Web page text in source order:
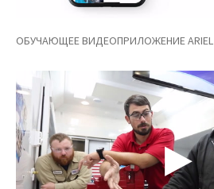
ОБУЧАЮЩЕЕ ВИДЕОПРИЛОЖЕНИЕ ARIEL